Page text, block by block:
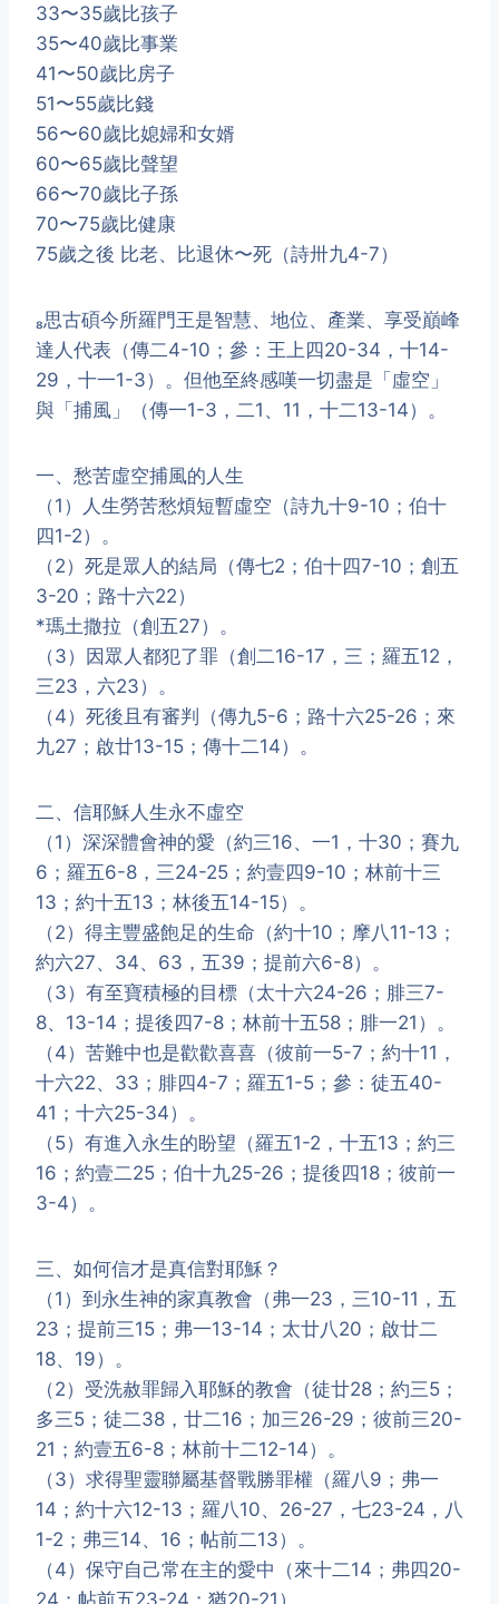
33〜35歲比孩子
35〜40歲比事業
41〜50歲比房子
51〜55歲比錢
56〜60歲比媳婦和女婿
60〜65歲比聲望
66〜70歲比子孫
70〜75歲比健康
75歲之後 比老、比退休〜死（詩卅九4-7）
思古碩今所羅門王是智慧、地位、產業、享受巔峰
達人代表（傳二4-10；參：王上四20-34，十14-
29，十一1-3）。但他至終感嘆一切盡是「虛空」
與「捕風」（傳一1-3，二1、11，十二13-14）。
一、愁苦虛空捕風的人生
（1）人生勞苦愁煩短暫虛空（詩九十9-10；伯十
四1-2）。
（2）死是眾人的結局（傳七2；伯十四7-10；創五
3-20；路十六22）
*瑪土撒拉（創五27）。
（3）因眾人都犯了罪（創二16-17，三；羅五12，
三23，六23）。
（4）死後且有審判（傳九5-6；路十六25-26；來
九27；啟廿13-15；傳十二14）。
二、信耶穌人生永不虛空
（1）深深體會神的愛（約三16、一1，十30；賽九
6；羅五6-8，三24-25；約壹四9-10；林前十三
13；約十五13；林後五14-15）。
（2）得主豐盛飽足的生命（約十10；摩八11-13；
約六27、34、63，五39；提前六6-8）。
（3）有至寶積極的目標（太十六24-26；腓三7-
8、13-14；提後四7-8；林前十五58；腓一21）。
（4）苦難中也是歡歡喜喜（彼前一5-7；約十11，
十六22、33；腓四4-7；羅五1-5；參：徒五40-
41；十六25-34）。
（5）有進入永生的盼望（羅五1-2，十五13；約三
16；約壹二25；伯十九25-26；提後四18；彼前一
3-4）。
三、如何信才是真信對耶穌？
（1）到永生神的家真教會（弗一23，三10-11，五
23；提前三15；弗一13-14；太廿八20；啟廿二
18、19）。
（2）受洗赦罪歸入耶穌的教會（徒廿28；約三5；
多三5；徒二38，廿二16；加三26-29；彼前三20-
21；約壹五6-8；林前十二12-14）。
（3）求得聖靈聯屬基督戰勝罪權（羅八9；弗一
14；約十六12-13；羅八10、26-27，七23-24，八
1-2；弗三14、16；帖前二13）。
（4）保守自己常在主的愛中（來十二14；弗四20-
24；帖前五23-24；猶20-21）。